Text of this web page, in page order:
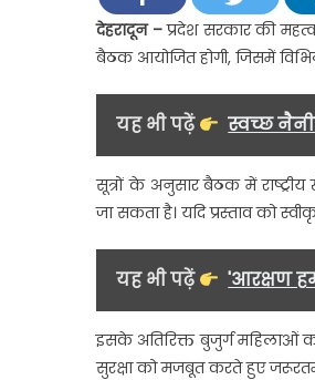
देहरादून–प्रदेश सरकार की
बैठक आयोजित होगी, जिसमें
यह भी पढ़ें स्वच्छ
सूत्रों के अनुसार बैठक में
जा सकता है। यदि प्रस्ताव को
यह भी पढ़ें 'आरक्षण
इसके अतिरिक्त बुजुर्ग महिलाओं
सुरक्षा को मजबूत करते हुए